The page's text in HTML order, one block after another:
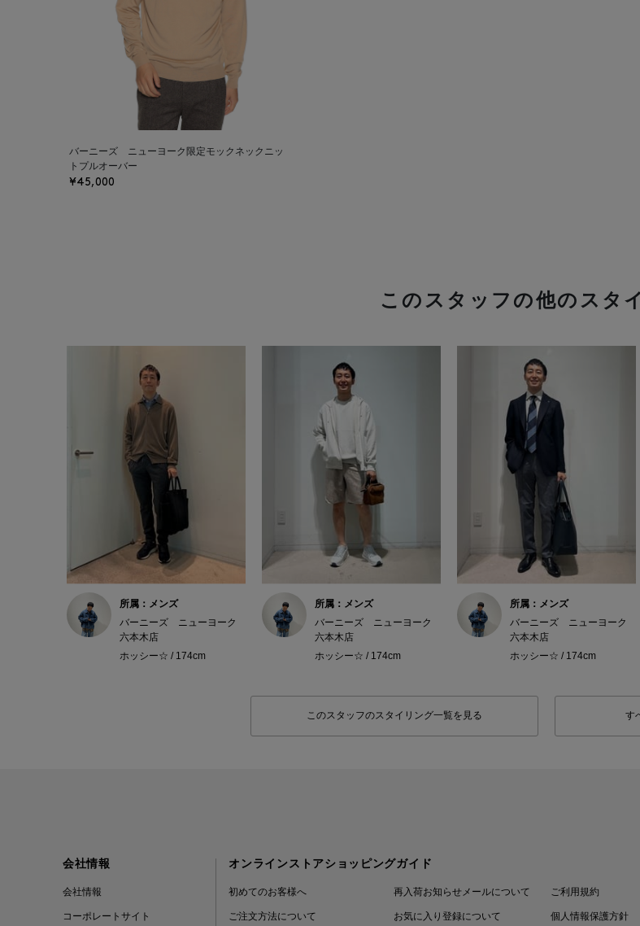
バーニーズ ニューヨーク限定モックネックニッ
トプルオーバー
¥45,000
このスタッフの他のスタ
所属：メンズ
バーニーズ ニューヨーク
六本木店
ホッシー☆ / 174cm
所属：メンズ
バーニーズ ニューヨーク
六本木店
ホッシー☆ / 174cm
所属：メンズ
バーニーズ ニューヨーク
六本木店
ホッシー☆ / 174cm
このスタッフのスタイリング一覧を見る す
会社情報
会社情報
コーポレートサイト
オンラインストアショッピングガイド
初めてのお客様へ
ご注文方法について
再入荷お知らせメールについて
お気に入り登録について
ご利用規約
個人情報保護方針